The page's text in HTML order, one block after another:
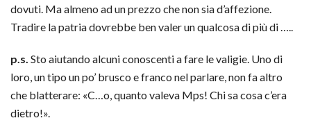
dovuti. Ma almeno ad un prezzo che non sia d’affezione.
Tradire la patria dovrebbe ben valer un qualcosa di più di …..
p.s. Sto aiutando alcuni conoscenti a fare le valigie. Uno di
loro, un tipo un po’ brusco e franco nel parlare, non fa altro
che blatterare: «C…o, quanto valeva Mps! Chi sa cosa c’era
dietro!».